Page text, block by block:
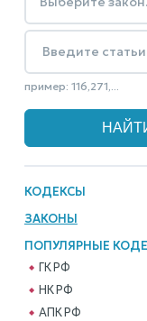
пример: 116,271,...
КОДЕКСЫ
ЗАКОНЫ
ПОПУЛЯРНЫЕ
ГК РФ
НК РФ
АПК РФ